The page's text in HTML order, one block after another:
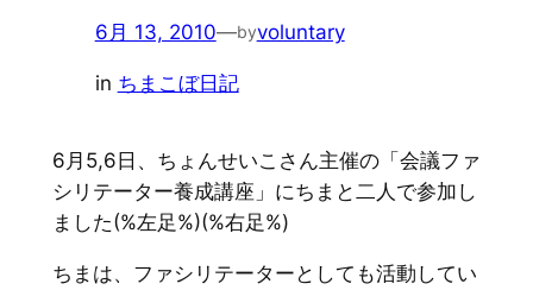
6月 13, 2010—byvoluntary
in ちまこぼ日記
6月5,6日、ちょんせいこさん主催の「会議ファ
シリテーター養成講座」にちまと二人で参加し
ました(%左足%)(%右足%)
ちまは、ファシリテーターとしても活動してい